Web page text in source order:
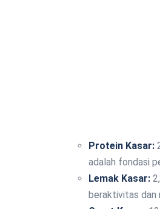
Protein Kasar:
adalah fondasi
Lemak Kasar:
beraktivitas dan